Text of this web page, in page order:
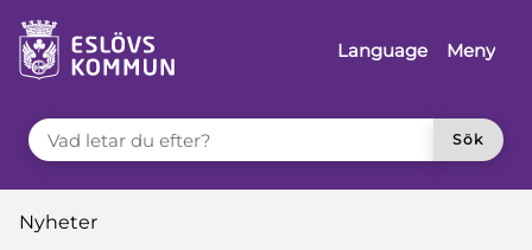
till innehåll
Language
Meny
VAD LETAR DU EFTER?
Sök
Du är här:
Nyheter